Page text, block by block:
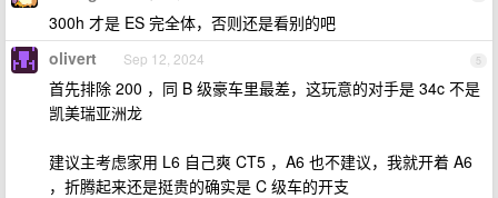
300h 才是 ES 完全体，否则还是看别的吧
5
olivert Sep 12, 2024
首先排除 200 ，同 B 级豪车里最差，这玩意的对手是 34c 不是
凯美瑞亚洲龙
建议主考虑家用 L6 自己爽 CT5 ，A6 也不建议，我就开着 A6
，折腾起来还是挺贵的确实是 C 级车的开支